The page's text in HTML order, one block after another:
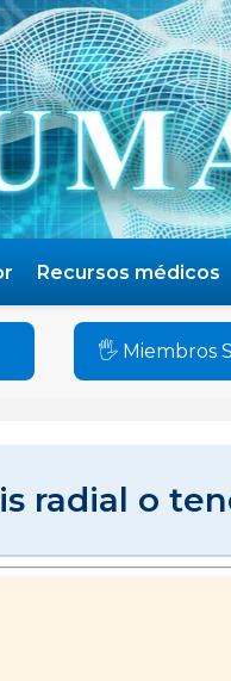
Recursos médicos
🖐️ Miembros
radial o